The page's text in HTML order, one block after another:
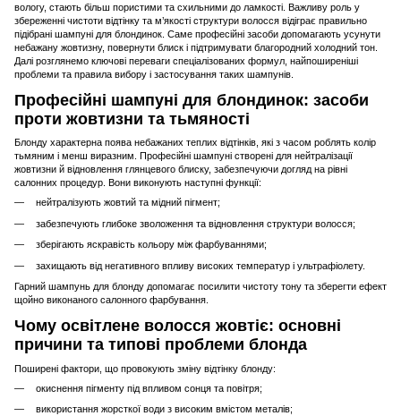
вологу, стають більш пористими та схильними до ламкості. Важливу роль у
збереженні чистоти відтінку та м’якості структури волосся відіграє правильно
підібрані шампуні для блондинок. Саме професійні засоби допомагають усунути
небажану жовтизну, повернути блиск і підтримувати благородний холодний тон.
Далі розглянемо ключові переваги спеціалізованих формул, найпоширеніші
проблеми та правила вибору і застосування таких шампунів.
Професійні шампуні для блондинок: засоби
проти жовтизни та тьмяності
Блонду характерна поява небажаних теплих відтінків, які з часом роблять колір
тьмяним і менш виразним. Професійні шампуні створені для нейтралізації
жовтизни й відновлення глянцевого блиску, забезпечуючи догляд на рівні
салонних процедур. Вони виконують наступні функції:
нейтралізують жовтий та мідний пігмент;
забезпечують глибоке зволоження та відновлення структури волосся;
зберігають яскравість кольору між фарбуваннями;
захищають від негативного впливу високих температур і ультрафіолету.
Гарний шампунь для блонду допомагає посилити чистоту тону та зберегти ефект
щойно виконаного салонного фарбування.
Чому освітлене волосся жовтіє: основні
причини та типові проблеми блонда
Поширені фактори, що провокують зміну відтінку блонду:
окиснення пігменту під впливом сонця та повітря;
використання жорсткої води з високим вмістом металів;